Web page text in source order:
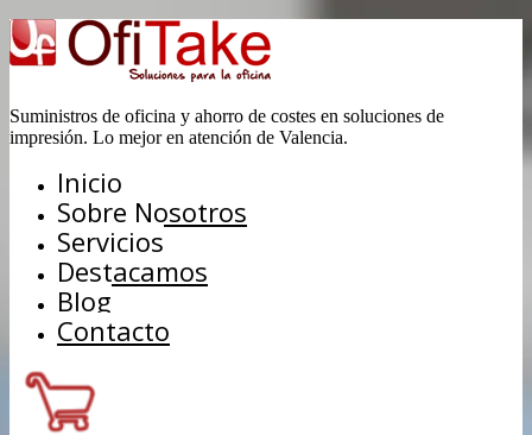
Suministros de oficina y ahorro de costes en soluciones de
impresión. Lo mejor en atención de Valencia.
Inicio
Sobre Nosotros
Servicios
Destacamos
Blog
Contacto